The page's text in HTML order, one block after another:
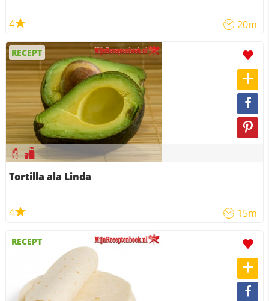
4 20m
RECEPT
Tortilla ala Linda
4 15m
RECEPT